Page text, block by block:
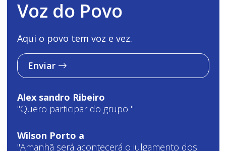
Voz do Povo
Aqui o povo tem voz e vez.
Enviar
Alex sandro Ribeiro
"Quero participar do grupo "
Wilson Porto a
"Amanhã será acontecerá o julgamento dos